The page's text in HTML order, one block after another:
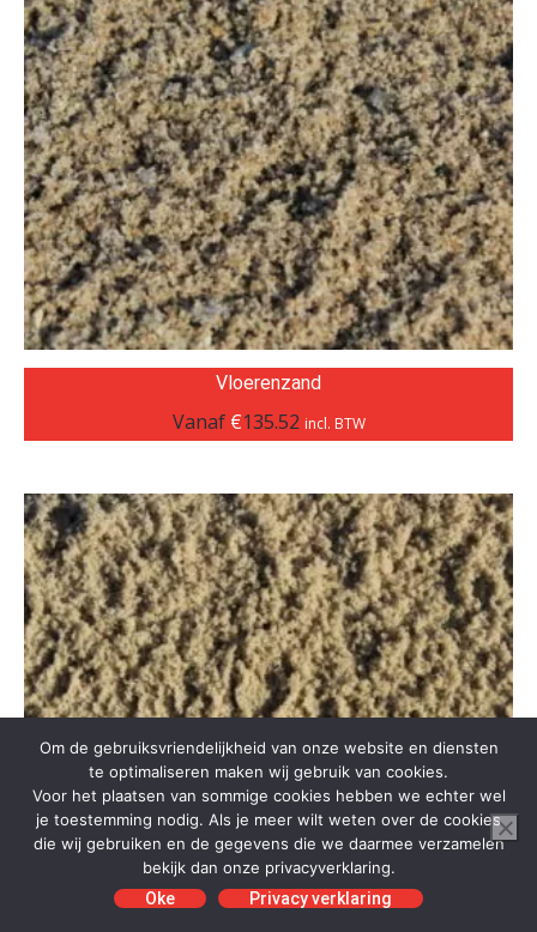
Vloerenzand
Vanaf €135.52 incl. BTW
Om de gebruiksvriendelijkheid van onze website en diensten
te optimaliseren maken wij gebruik van cookies.
Voor het plaatsen van sommige cookies hebben we echter wel
je toestemming nodig. Als je meer wilt weten over de cookies
die wij gebruiken en de gegevens die we daarmee verzamelen
bekijk dan onze privacyverklaring.
Oke
Privacy verklaring